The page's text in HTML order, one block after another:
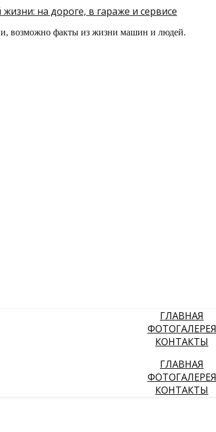
на дороге, в гараже и сервисе
возможно факты из жизни машин и людей.
ГЛАВНАЯ
ФОТОГАЛЕРЕЯ
КОНТАКТЫ
ГЛАВНАЯ
ФОТОГАЛЕРЕЯ
КОНТАКТЫ